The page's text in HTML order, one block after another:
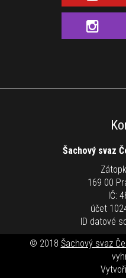
Šachový svaz
169 00
IČ:
účet
ID datové
© 2018 Šachový svaz